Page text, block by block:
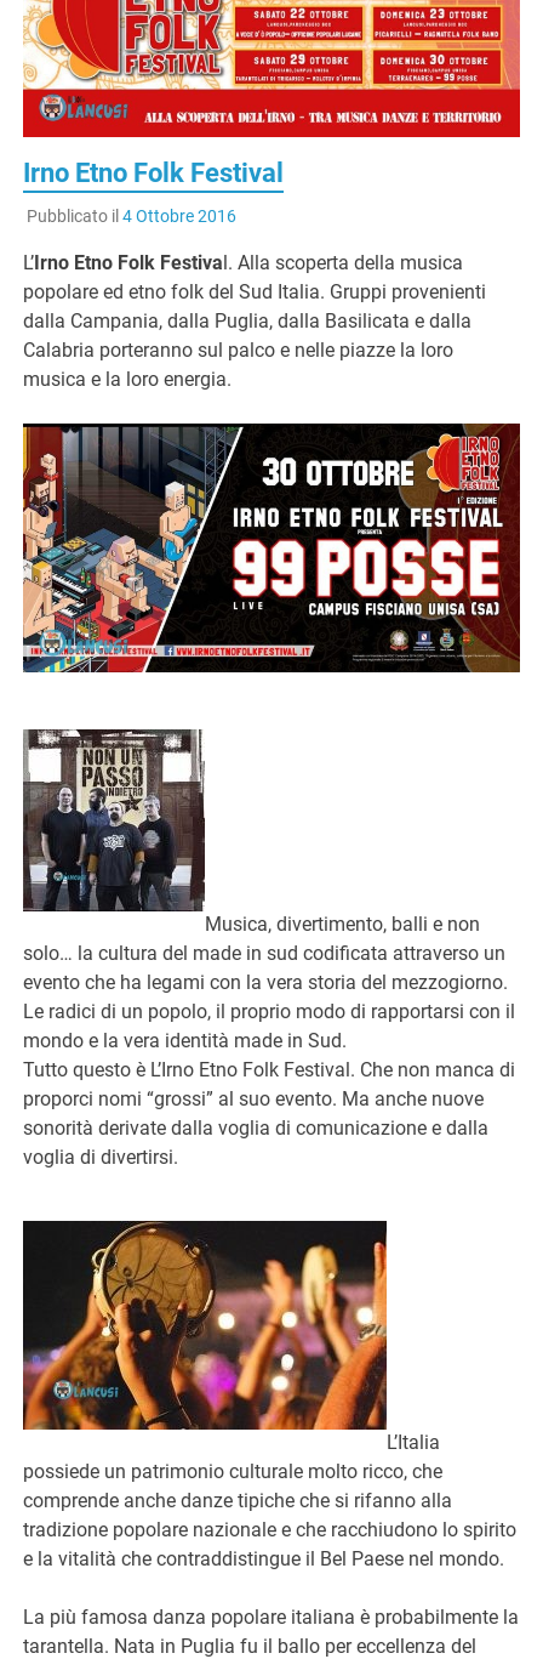
Irno Etno Folk Festival
Pubblicato il 4 Ottobre 2016
L’Irno Etno Folk Festival. Alla scoperta della musica
popolare ed etno folk del Sud Italia. Gruppi provenienti
dalla Campania, dalla Puglia, dalla Basilicata e dalla
Calabria porteranno sul palco e nelle piazze la loro
musica e la loro energia.
Musica, divertimento, balli e non
solo… la cultura del made in sud codificata attraverso un
evento che ha legami con la vera storia del mezzogiorno.
Le radici di un popolo, il proprio modo di rapportarsi con il
mondo e la vera identità made in Sud.
Tutto questo è L’Irno Etno Folk Festival. Che non manca di
proporci nomi “grossi” al suo evento. Ma anche nuove
sonorità derivate dalla voglia di comunicazione e dalla
voglia di divertirsi.
L’Italia
possiede un patrimonio culturale molto ricco, che
comprende anche danze tipiche che si rifanno alla
tradizione popolare nazionale e che racchiudono lo spirito
e la vitalità che contraddistingue il Bel Paese nel mondo.
La più famosa danza popolare italiana è probabilmente la
tarantella. Nata in Puglia fu il ballo per eccellenza del